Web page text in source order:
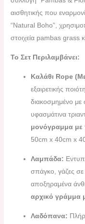
αισθητικής που
“Natural Boho”,
στοιχεία pambas grass
Το Σετ Περιλαμβάνει:
Καλάθι Rope
εξαιρετικής
διακοσμημένο
υφασμάτινα
μονόγραμμα με
50cm x 40cm x
Λαμπάδα:
σπάγκο, γάζες
αποξηραμένα
αρχικό γράμμα
Λαδόπανα: